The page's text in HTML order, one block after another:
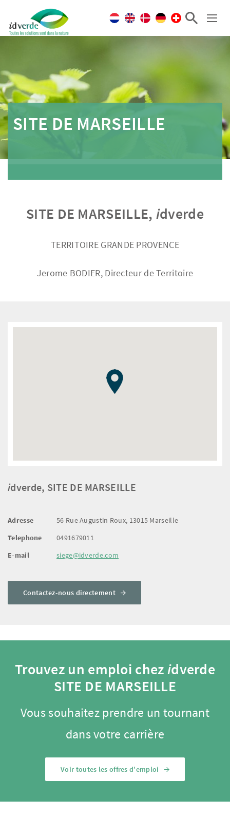
SITE DE MARSEILLE
SITE DE MARSEILLE, idverde
TERRITOIRE GRANDE PROVENCE
Jerome BODIER, Directeur de Territoire
idverde, SITE DE MARSEILLE
Adresse
56 Rue Augustin Roux, 13015 Marseille
Telephone
0491679011
E-mail
siege@idverde.com
Contactez-nous directement
Trouvez un emploi chezidverde
SITE DE MARSEILLE
Vous souhaitez prendre un tournant
dans votre carrière
Voir toutes les offres d'emploi